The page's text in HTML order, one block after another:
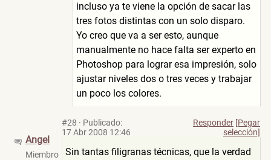
incluso ya te viene la opción de sacar las
tres fotos distintas con un solo disparo.
Yo creo que va a ser esto, aunque
manualmente no hace falta ser experto en
Photoshop para lograr esa impresión, solo
ajustar niveles dos o tres veces y trabajar
un poco los colores.
Angel
Miembro
#28 · Publicado:
17 Abr 2008 12:46
Responder [Pegar
selección]
Sin tantas filigranas técnicas, que la verdad